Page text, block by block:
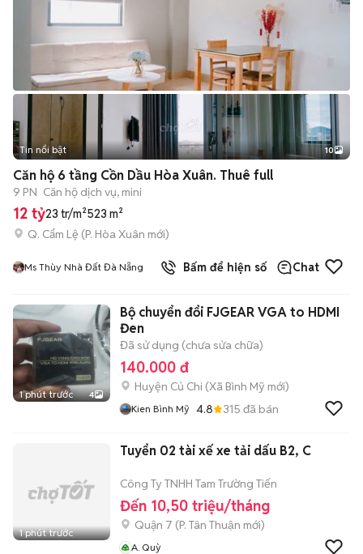
+2
Tin nổi bật 10
Căn hộ 6 tầng Cồn Dầu Hòa Xuân. Thuê full
9 PN Căn hộ dịch vụ, mini
12 tỷ23 tr/m²523 m²
Q. Cẩm Lệ (P. Hòa Xuân mới)
Ms Thùy Nhà Đất Đà Nẵng Bấm để hiện số Chat
1 phút trước 4
Bộ chuyển đổi FJGEAR VGA to HDMI
Đen
Đã sử dụng (chưa sửa chữa)
140.000 đ
Huyện Củ Chi (Xã Bình Mỹ mới)
Kien Bình Mỹ 4.8 315 đã bán
1 phút trước
Tuyển 02 tài xế xe tải dấu B2, C
Công Ty TNHH Tam Trường Tiến
Đến 10,50 triệu/tháng
Quận 7 (P. Tân Thuận mới)
A. Quỳ